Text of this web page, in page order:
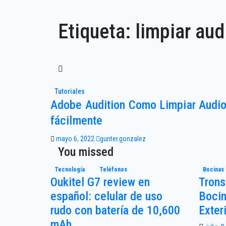
Etiqueta: limpiar
Tutoriales
Adobe Audition Como Limpiar Audio
fácilmente
mayo 6, 2022 gunter.gonzalez
You missed
Tecnología Teléfonos
Oukitel G7 review en
español: celular de uso
rudo con batería de 10,600
Bocinas